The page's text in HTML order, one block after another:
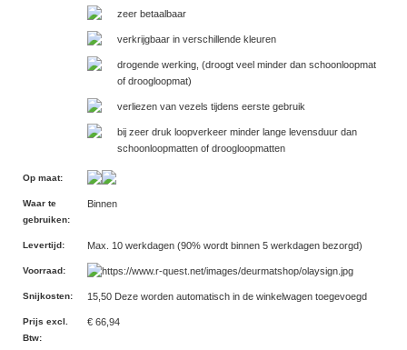
zeer betaalbaar
verkrijgbaar in verschillende kleuren
drogende werking, (droogt veel minder dan schoonloopmat
of droogloopmat)
verliezen van vezels tijdens eerste gebruik
bij zeer druk loopverkeer minder lange levensduur dan
schoonloopmatten of droogloopmatten
Op maat:
Waar te
gebruiken:
Binnen
Levertijd : Max. 10 werkdagen (90% wordt binnen 5 werkdagen bezorgd)
Voorraad :
Snijkosten: 15,50 Deze worden automatisch in de winkelwagen toegevoegd
Prijs excl.
Btw:
€ 66,94